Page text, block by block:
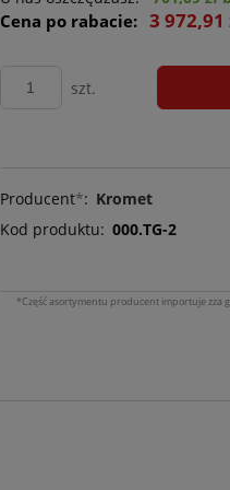
Cena po rabacie: 3
szt.
Producent*: Kromet
Kod produktu: 000.TG-2
*Część asortymentu producent importuje zza